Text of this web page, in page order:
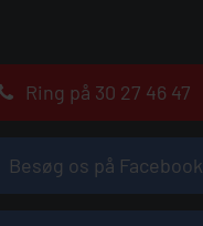
Ring på 30 27 46 47
Besøg os på Facebook